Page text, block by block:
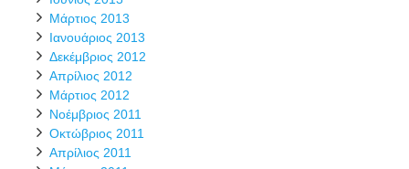
Μάρτιος 2013
Ιανουάριος 2013
Δεκέμβριος 2012
Απρίλιος 2012
Μάρτιος 2012
Νοέμβριος 2011
Οκτώβριος 2011
Απρίλιος 2011